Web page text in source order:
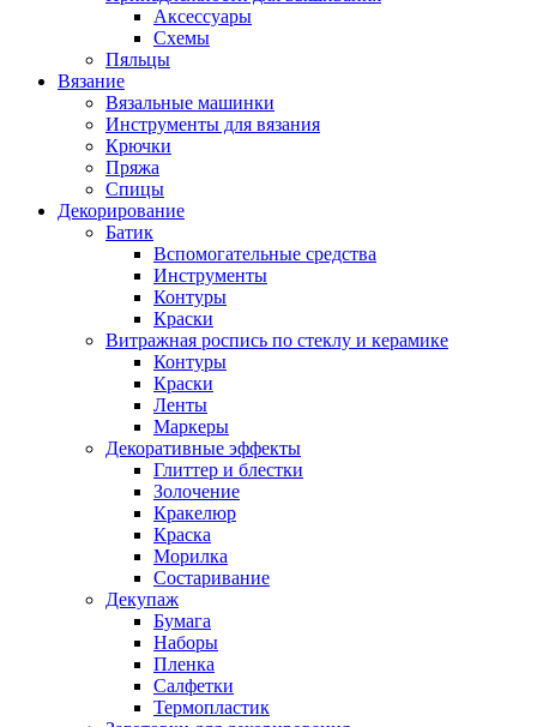
Аксессуары
Схемы
Пяльцы
Вязание
Вязальные машинки
Инструменты для вязания
Крючки
Пряжа
Спицы
Декорирование
Батик
Вспомогательные средства
Инструменты
Контуры
Краски
Витражная роспись по стеклу и керамике
Контуры
Краски
Ленты
Маркеры
Декоративные эффекты
Глиттер и блестки
Золочение
Кракелюр
Краска
Морилка
Состаривание
Декупаж
Бумага
Наборы
Пленка
Салфетки
Термопластик